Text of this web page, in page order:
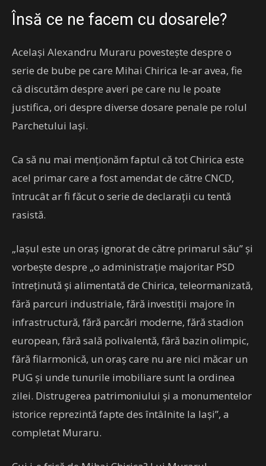
Însă ce ne facem cu dosarele?
Același Alexandru Muraru povestește despre o
serie de bube pe care Mihai Chirica le-ar avea, fie
că discutăm despre averi pe care nu le poate
justifica, ori despre diverse dosare penale pe rolul
Parchetului Iași.
Ca să nu mai menționăm faptul că tot Chirica este
acel primar care a fost amendat de către CNCD,
întrucât ar fi făcut o serie de declarații cu tentă
rasistă.
„Iașul este un oraș ignorat de către primarul său” și
vorbește despre „o administrație majoritar PSD
întreținută și alimentată de Chirica, teleormanizată,
fără parcuri industriale, fără investiții majore în
infrastructură, fără parcări moderne, fără stadion
european, fără sală polivalentă, fără bazin olimpic,
fără filarmonică, un oraș care nu are nici măcar un
PUG și unde tunurile imobiliare sunt la ordinea
zilei. Distrugerea patrimoniului și a monumentelor
istorice reprezintă fapte des întâlnite la Iași”, a
completat Muraru.